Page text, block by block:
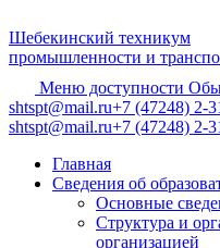
Шебекинский техникум
промышленности и
Меню доступности
shtspt@mail.ru+7 (47248) 2-
shtspt@mail.ru+7 (47248) 2-
Главная
Сведения об
Основные
Структура и
организацией